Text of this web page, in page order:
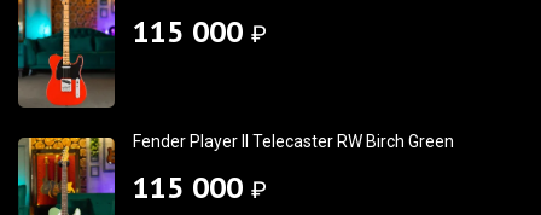
115 000 ₽
Fender Player II Telecaster RW Birch Green
115 000 ₽